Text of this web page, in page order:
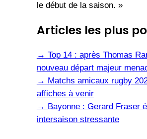
le début de la saison. »
Articles les plus
→ Top 14 : après Thomas
nouveau départ majeur
→ Matchs amicaux rugby
affiches à venir
→ Bayonne : Gerard Fraser
intersaison stressante